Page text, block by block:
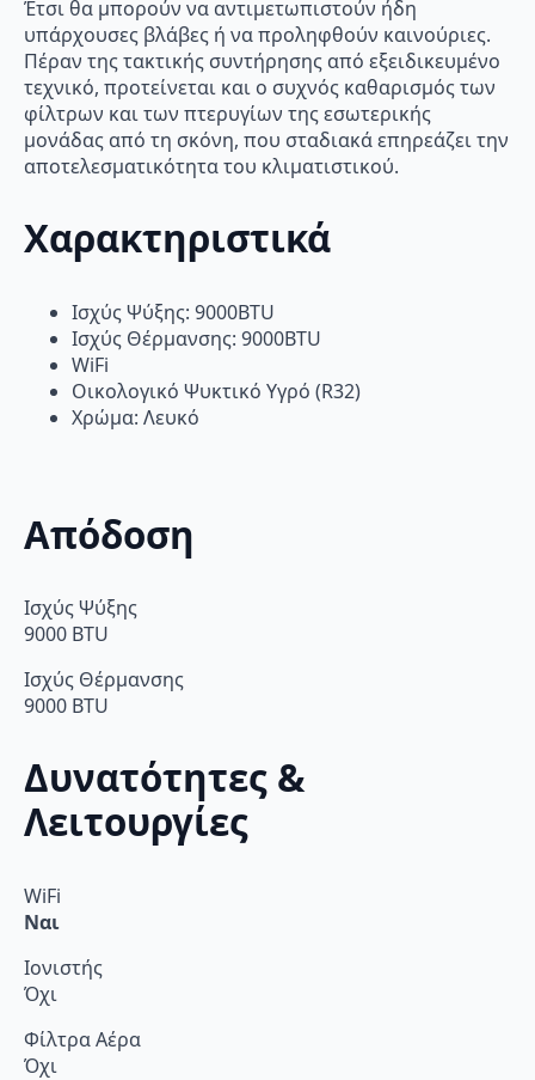
Έτσι θα μπορούν να αντιμετωπιστούν ήδη
υπάρχουσες βλάβες ή να προληφθούν καινούριες.
Πέραν της τακτικής συντήρησης από εξειδικευμένο
τεχνικό, προτείνεται και ο συχνός καθαρισμός των
φίλτρων και των πτερυγίων της εσωτερικής
μονάδας από τη σκόνη, που σταδιακά επηρεάζει την
αποτελεσματικότητα του κλιματιστικού.
Χαρακτηριστικά
Ισχύς Ψύξης: 9000BTU
Ισχύς Θέρμανσης: 9000BTU
WiFi
Οικολογικό Ψυκτικό Υγρό (R32)
Χρώμα: Λευκό
Απόδοση
Ισχύς Ψύξης
9000 BTU
Ισχύς Θέρμανσης
9000 BTU
Δυνατότητες &
Λειτουργίες
WiFi
Ναι
Ιονιστής
Όχι
Φίλτρα Αέρα
Όχι